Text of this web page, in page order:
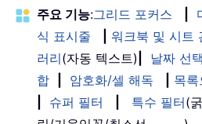
주요 기능:그리드 포커스
식 표시줄
워크북 및 시트
러리(자동 텍스트) 날짜 선
합
암호화/셀 해독
목
슈퍼 필터 특수 필터(